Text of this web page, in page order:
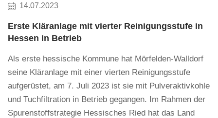
14.07.2023
Erste Kläranlage mit vierter Reinigungsstufe in
Hessen in Betrieb
Als erste hessische Kommune hat Mörfelden-Walldorf
seine Kläranlage mit einer vierten Reinigungsstufe
aufgerüstet, am 7. Juli 2023 ist sie mit Pulveraktivkohle
und Tuchfiltration in Betrieb gegangen. Im Rahmen der
Spurenstoffstrategie Hessisches Ried hat das Land